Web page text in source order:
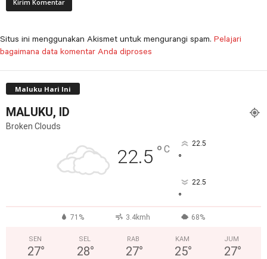
Situs ini menggunakan Akismet untuk mengurangi spam. Pelajari
bagaimana data komentar Anda diproses
Maluku Hari Ini
MALUKU, ID
Broken Clouds
22.5 ° C 22.5
°
22.5
°
71% 3.4kmh 68%
SEN
27°
SEL
28°
RAB
27°
KAM
25°
JUM
27°